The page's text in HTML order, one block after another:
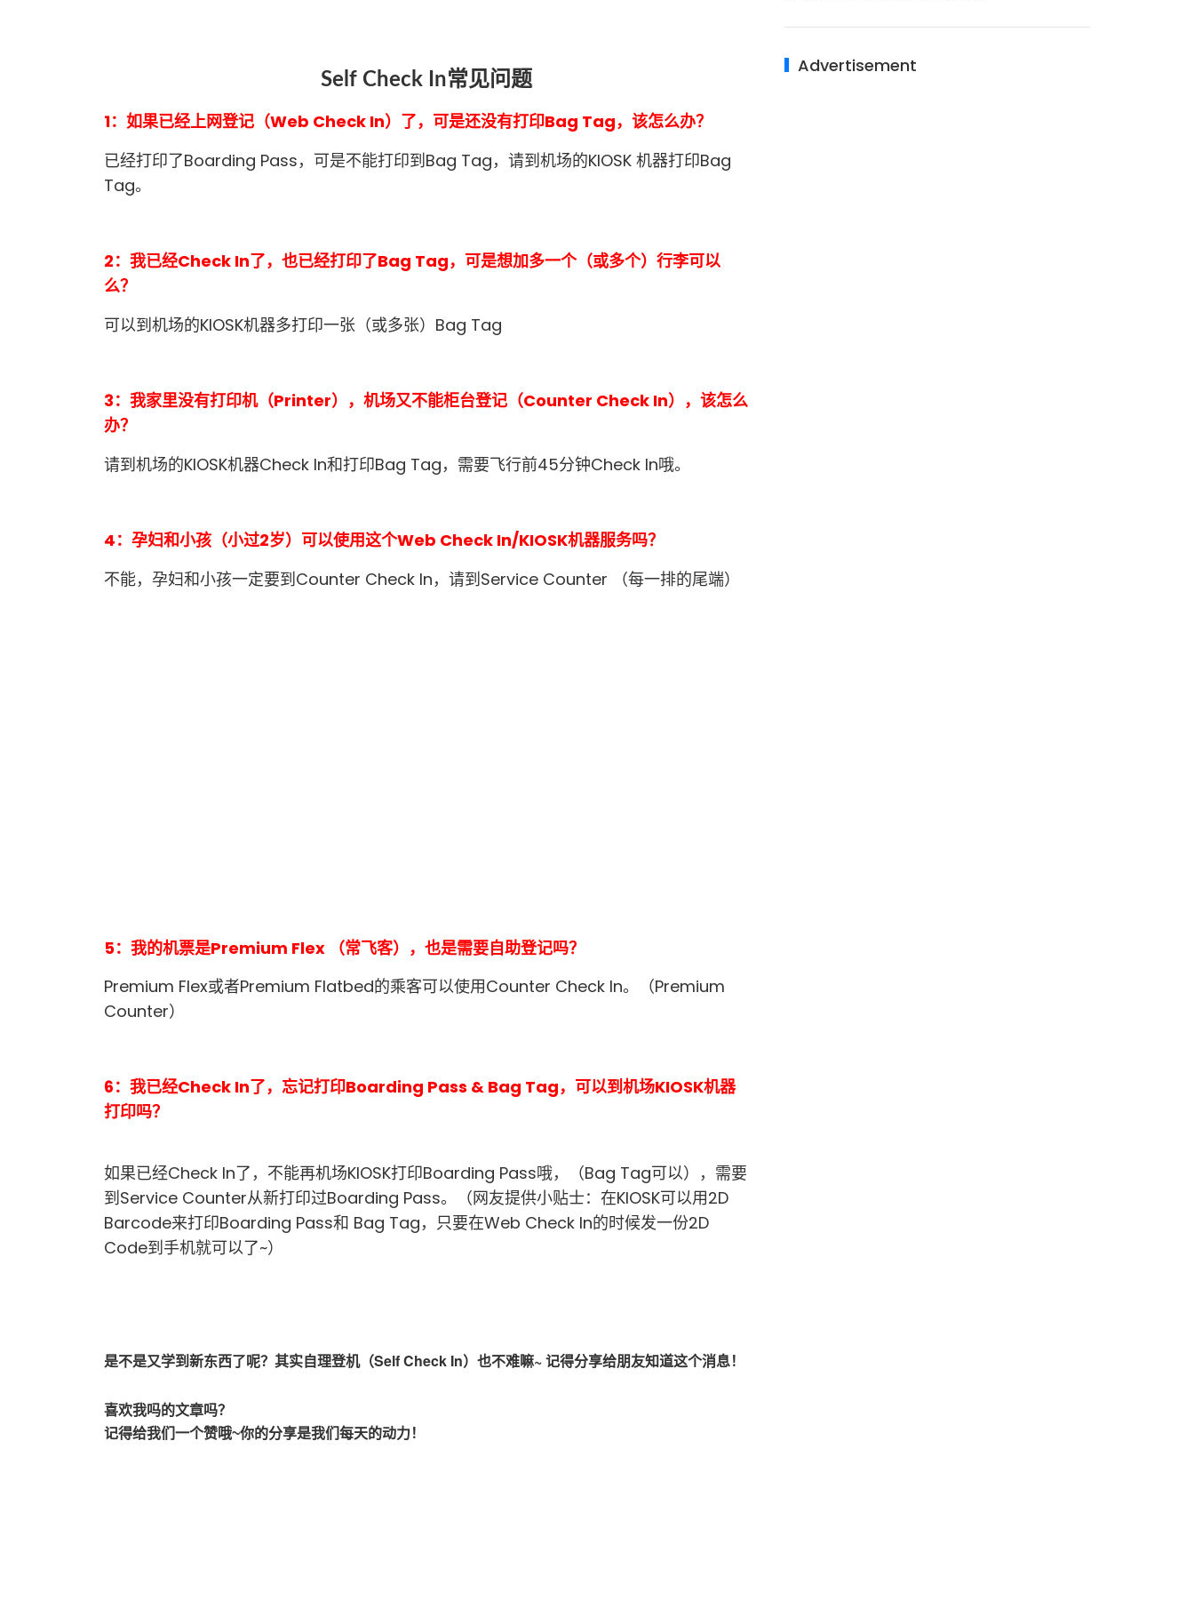
Self Check In常见问题
1：如果已经上网登记（Web Check In）了，可是还没有打印Bag Tag，该怎么办？
已经打印了Boarding Pass，可是不能打印到Bag Tag，请到机场的KIOSK 机器打印Bag
Tag。
2：我已经Check In了，也已经打印了Bag Tag，可是想加多一个（或多个）行李可以
么？
可以到机场的KIOSK机器多打印一张（或多张）Bag Tag
3：我家里没有打印机（Printer），机场又不能柜台登记（Counter Check In），该怎么
办？
请到机场的KIOSK机器Check In和打印Bag Tag，需要飞行前45分钟Check In哦。
4：孕妇和小孩（小过2岁）可以使用这个Web Check In/KIOSK机器服务吗？
不能，孕妇和小孩一定要到Counter Check In，请到Service Counter （每一排的尾端）
5：我的机票是Premium Flex （常飞客），也是需要自助登记吗？
Premium Flex或者Premium Flatbed的乘客可以使用Counter Check In。（Premium
Counter）
6：我已经Check In了，忘记打印Boarding Pass & Bag Tag，可以到机场KIOSK机器
打印吗？
如果已经Check In了，不能再机场KIOSK打印Boarding Pass哦，（Bag Tag可以），需要
到Service Counter从新打印过Boarding Pass。（网友提供小贴士：在KIOSK可以用2D
Barcode来打印Boarding Pass和 Bag Tag，只要在Web Check In的时候发一份2D
Code到手机就可以了~）
是不是又学到新东西了呢？其实自理登机（Self Check In）也不难嘛~ 记得分享给朋友知道这个消息！
喜欢我吗的文章吗？
记得给我们一个赞哦~你的分享是我们每天的动力！
Advertisement